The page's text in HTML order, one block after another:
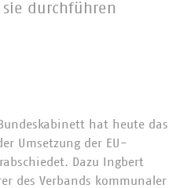
durchführen
hat heute das
Umsetzung der EU-
Dazu Ingbert
des Verbands kommunaler